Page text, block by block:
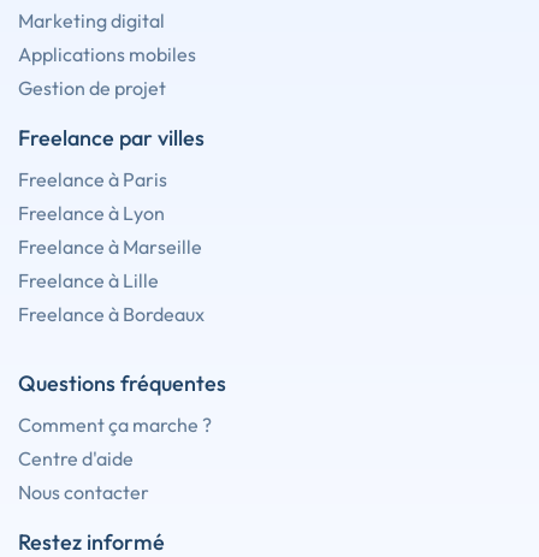
Marketing digital
Applications mobiles
Gestion de projet
Freelance par villes
Freelance à Paris
Freelance à Lyon
Freelance à Marseille
Freelance à Lille
Freelance à Bordeaux
Questions fréquentes
Comment ça marche ?
Centre d'aide
Nous contacter
Restez informé